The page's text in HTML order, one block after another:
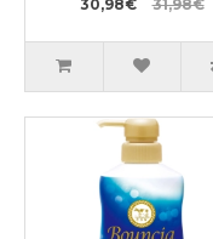
30,98€ 31,98€